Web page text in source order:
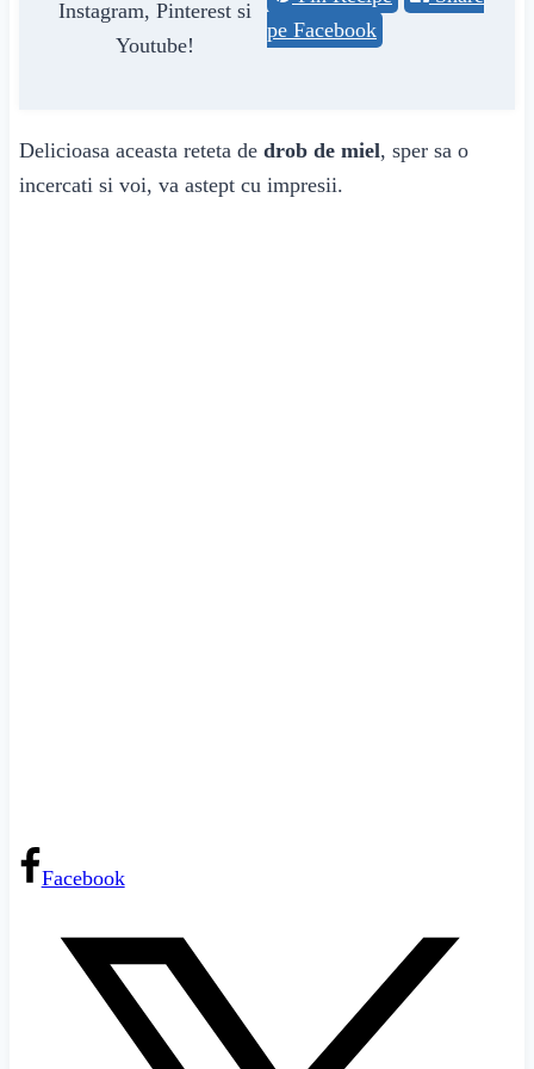
Instagram, Pinterest si
Youtube!
pe Facebook
Delicioasa aceasta reteta de drob de miel, sper sa o
incercati si voi, va astept cu impresii.
Facebook